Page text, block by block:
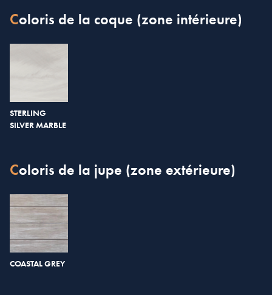
Coloris de la coque (zone intérieure)
STERLING
SILVER MARBLE
Coloris de la jupe (zone extérieure)
COASTAL GREY